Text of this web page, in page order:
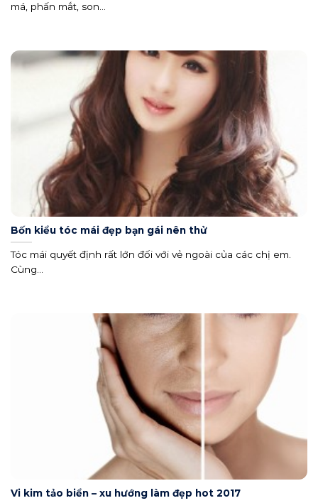
má, phấn mắt, son...
Bốn kiểu tóc mái đẹp bạn gái nên thử
Tóc mái quyết định rất lớn đối với vẻ ngoài của các chị em.
Cùng...
Vi kim tảo biển – xu hướng làm đẹp hot 2017